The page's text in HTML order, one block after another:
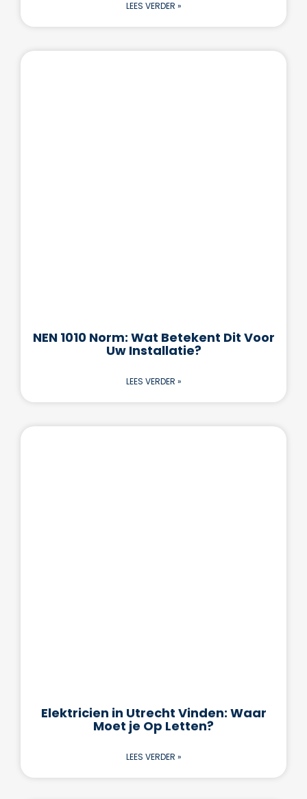
LEES VERDER »
NEN 1010 Norm: Wat Betekent Dit Voor
Uw Installatie?
LEES VERDER »
Elektricien in Utrecht Vinden: Waar
Moet je Op Letten?
LEES VERDER »